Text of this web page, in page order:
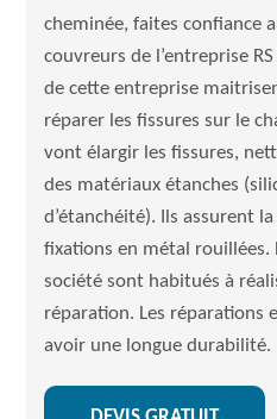
cheminée, faites confiance
couvreurs de l’entreprise
de cette entreprise
réparer les fissures sur le
vont élargir les fissures,
des matériaux étanches
d’étanchéité). Ils assurent
fixations en métal rouillées.
société sont habitués à
réparation. Les réparations
avoir une longue durabilité.